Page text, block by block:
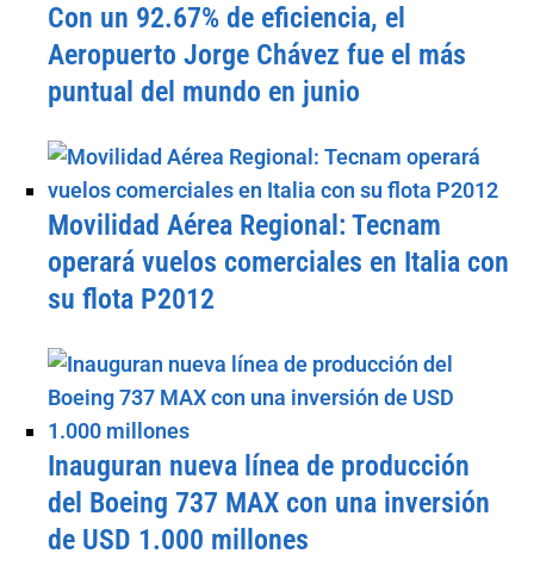
Con un 92.67% de eficiencia, el
Aeropuerto Jorge Chávez fue el más
puntual del mundo en junio
Movilidad Aérea Regional: Tecnam
operará vuelos comerciales en Italia con
su flota P2012
Inauguran nueva línea de producción
del Boeing 737 MAX con una inversión
de USD 1.000 millones